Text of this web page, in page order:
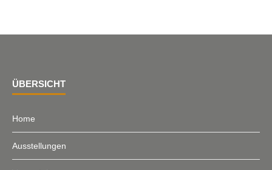
ÜBERSICHT
Home
Ausstellungen